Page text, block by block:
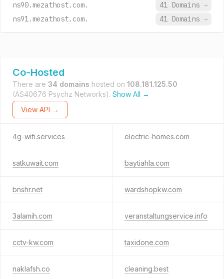
ns90.mezathost.com. 41 Domains →
ns91.mezathost.com.
41 Domains →
Co-Hosted
There are 34 domains hosted on 108.181.125.50
(AS40676 Psychz Networks). Show All →
View API →
4g-wifi.services electric-homes.com
satkuwait.com baytiahla.com
bnshr.net wardshopkw.com
3alamih.com veranstaltungservice.info
cctv-kw.com taxidone.com
naklafsh.co cleaning.best